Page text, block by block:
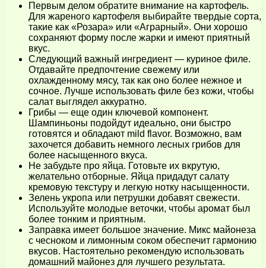
Первым делом обратите внимание на картофель.
Для жареного картофеля выбирайте твердые сорта,
такие как «Розара» или «Аграрный». Они хорошо
сохраняют форму после жарки и имеют приятный
вкус.
Следующий важный ингредиент — куриное филе.
Отдавайте предпочтение свежему или
охлажденному мясу, так как оно более нежное и
сочное. Лучше использовать филе без кожи, чтобы
салат выглядел аккуратно.
Грибы — еще один ключевой компонент.
Шампиньоны подойдут идеально, они быстро
готовятся и обладают mild flavor. Возможно, вам
захочется добавить немного лесных грибов для
более насыщенного вкуса.
Не забудьте про яйца. Готовьте их вкрутую,
желательно отборные. Яйца придадут салату
кремовую текстуру и легкую нотку насыщенности.
Зелень укропа или петрушки добавят свежести.
Используйте молодые веточки, чтобы аромат был
более тонким и приятным.
Заправка имеет большое значение. Микс майонеза
с чесноком и лимонным соком обеспечит гармонию
вкусов. Настоятельно рекомендую использовать
домашний майонез для лучшего результата.